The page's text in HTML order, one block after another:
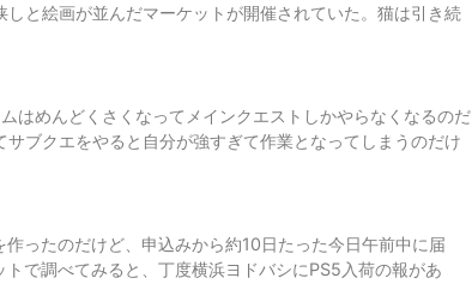
と絵画が並んだマーケットが開催されていた。猫は引き続
めんどくさくなってメインクエストしかやらなくなるのだ
ブクエをやると自分が強すぎて作業となってしまうのだけ
ったのだけど、申込みから約10日たった今日午前中に届
で調べてみると、丁度横浜ヨドバシにPS5入荷の報があ